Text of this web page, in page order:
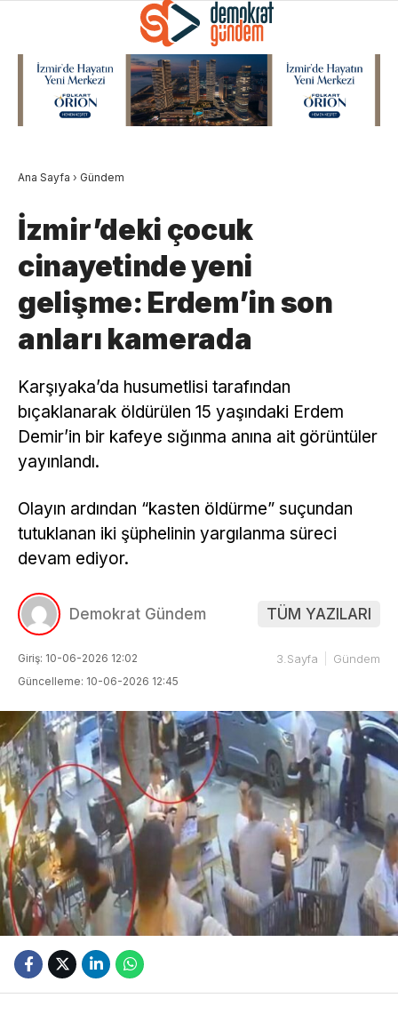
Ana Sayfa › Gündem
İzmir’deki çocuk
cinayetinde yeni
gelişme: Erdem’in son
anları kamerada
Karşıyaka’da husumetlisi tarafından
bıçaklanarak öldürülen 15 yaşındaki Erdem
Demir’in bir kafeye sığınma anına ait görüntüler
yayınlandı.
Olayın ardından “kasten öldürme” suçundan
tutuklanan iki şüphelinin yargılanma süreci
devam ediyor.
Demokrat Gündem TÜM YAZILARI
Giriş: 10-06-2026 12:02
Güncelleme: 10-06-2026 12:45
3.Sayfa Gündem